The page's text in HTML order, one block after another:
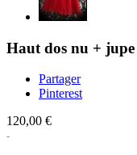
Haut dos nu +
Partager
Pinterest
120,00 €